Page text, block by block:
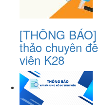
[THÔNG
thảo chuyên
viên K28